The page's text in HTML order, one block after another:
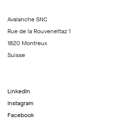
Avalanche SNC
Rue de la Rouvenettaz 1
1820 Montreux
Suisse
LinkedIn
Instagram
Facebook